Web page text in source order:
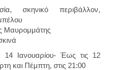
σκηνικό περιβάλλον,
Μαυρομμάτης
14 Ιανουαρίου- Έως τις 12
και Πέμπτη, στις 21:00